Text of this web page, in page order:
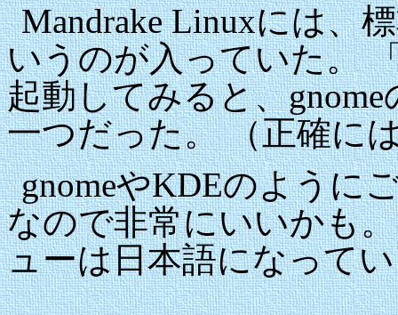
Mandrake Linuxには、
いうのが入っていた。
起動してみると、
一つだった。 （正確に
gnomeやKDEのように
なので非常にいいかも
ューは日本語になって